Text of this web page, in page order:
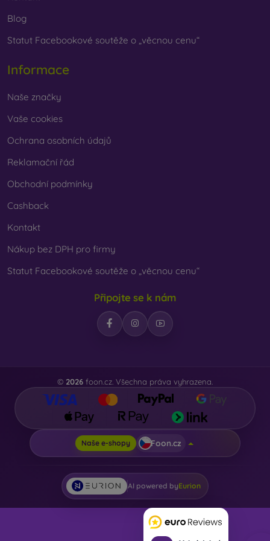
Blog
Statut Facebookové soutěže o „věcnou cenu“
Informace
Naše značky
Vaše cookies
Ochrana osobních údajů
Reklamační řád
Obchodní podmínky
Cashback
Kontakt
Nákup bez DPH pro firmy
Statut Facebookové soutěže o „věcnou cenu“
Připojte se k nám
© 2026 foon.cz. Všechna práva vyhrazena.
Naše e-shopy Foon.cz
AI powered byEurion